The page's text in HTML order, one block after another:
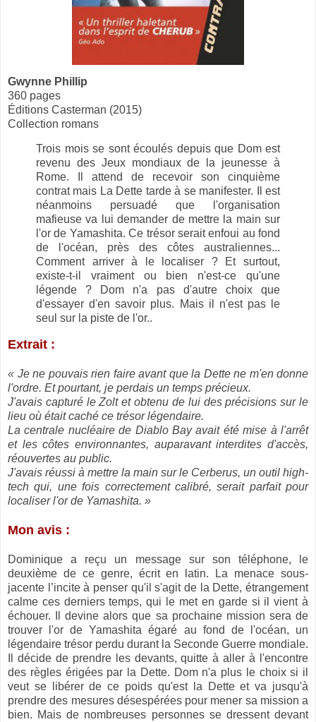
Gwynne Phillip
360 pages
Éditions Casterman (2015)
Collection romans
Trois mois se sont écoulés depuis que Dom est
revenu des Jeux mondiaux de la jeunesse à
Rome. Il attend de recevoir son cinquième
contrat mais La Dette tarde à se manifester. Il est
néanmoins persuadé que l'organisation
mafieuse va lui demander de mettre la main sur
l'or de Yamashita. Ce trésor serait enfoui au fond
de l'océan, près des côtes australiennes...
Comment arriver à le localiser ? Et surtout,
existe-t-il vraiment ou bien n'est-ce qu'une
légende ? Dom n'a pas d'autre choix que
d'essayer d'en savoir plus. Mais il n'est pas le
seul sur la piste de l'or..
Extrait :
« Je ne pouvais rien faire avant que la Dette ne m'en donne
l'ordre. Et pourtant, je perdais un temps précieux.
J'avais capturé le Zolt et obtenu de lui des précisions sur le
lieu où était caché ce trésor légendaire.
La centrale nucléaire de Diablo Bay avait été mise à l'arrêt
et les côtes environnantes, auparavant interdites d'accès,
réouvertes au public.
J'avais réussi à mettre la main sur le Cerberus, un outil high-
tech qui, une fois correctement calibré, serait parfait pour
localiser l'or de Yamashita. »
Mon avis :
Dominique a reçu un message sur son téléphone, le
deuxième de ce genre, écrit en latin. La menace sous-
jacente l’incite à penser qu'il s'agit de la Dette, étrangement
calme ces derniers temps, qui le met en garde si il vient à
échouer. Il devine alors que sa prochaine mission sera de
trouver l'or de Yamashita égaré au fond de l'océan, un
légendaire trésor perdu durant la Seconde Guerre mondiale.
Il décide de prendre les devants, quitte à aller à l'encontre
des règles érigées par la Dette. Dom n'a plus le choix si il
veut se libérer de ce poids qu'est la Dette et va jusqu'à
prendre des mesures désespérées pour mener sa mission a
bien. Mais de nombreuses personnes se dressent devant